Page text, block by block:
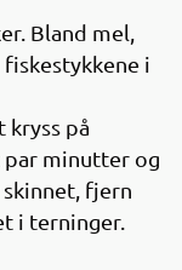
Bland mel,
i
kryss på
par minutter og
skinnet, fjern
i terninger.